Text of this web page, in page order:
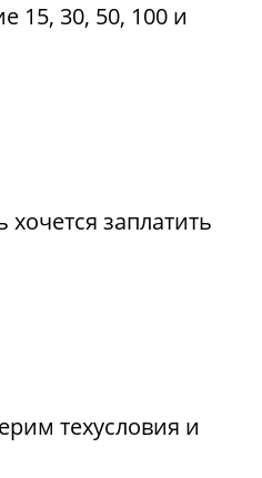
15, 30, 50, 100 и
заплатить
техусловия и